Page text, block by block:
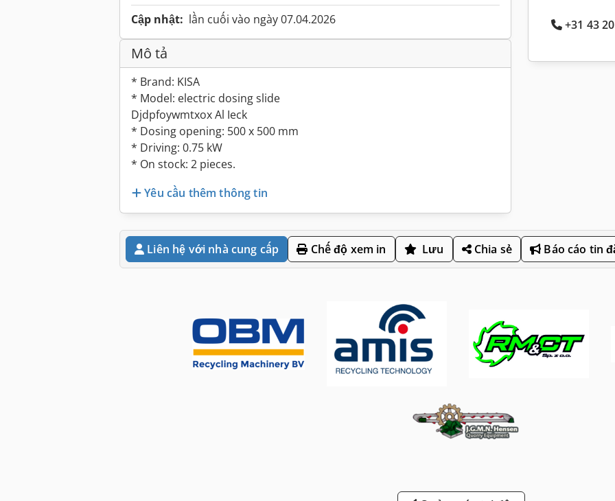
Cập nhật: lần cuối vào ngày 07.04.2026
Mô tả
* Brand: KISA
* Model: electric dosing slide
Djdpfoywmtxox Al Ieck
* Dosing opening: 500 x 500 mm
* Driving: 0.75 kW
* On stock: 2 pieces.
Yêu cầu thêm thông tin
+31 43
Liên hệ với nhà cung cấp Chế độ xem in Lưu Chia sẻ Báo cáo tin